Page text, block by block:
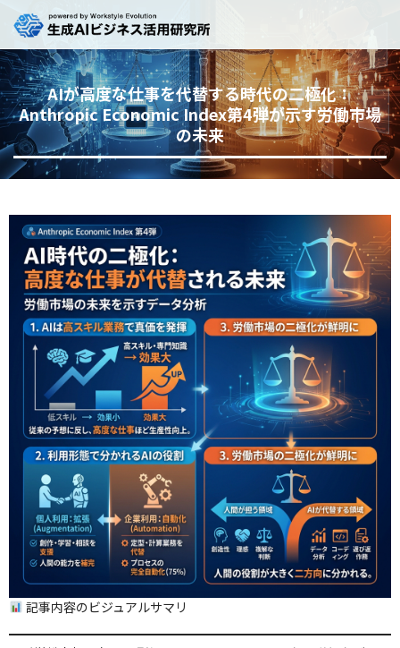
AIが高度な仕事を代替する時代の二極化：
Anthropic Economic Index第4弾が示す労働市場
の未来
記事内容のビジュアルサマリ